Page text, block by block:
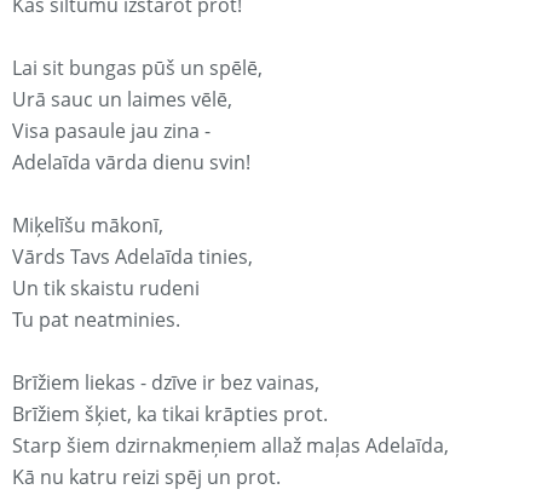
Lai sit bungas pūš un spēlē,
Urā sauc un laimes vēlē,
Visa pasaule jau zina -
Adelaīda vārda dienu svin!
Miķelīšu mākonī,
Vārds Tavs Adelaīda tinies,
Un tik skaistu rudeni
Tu pat neatminies.
Brīžiem liekas - dzīve ir bez vainas,
Brīžiem šķiet, ka tikai krāpties prot.
Starp šiem dzirnakmeņiem allaž maļas Adelaīda,
Kā nu katru reizi spēj un prot.